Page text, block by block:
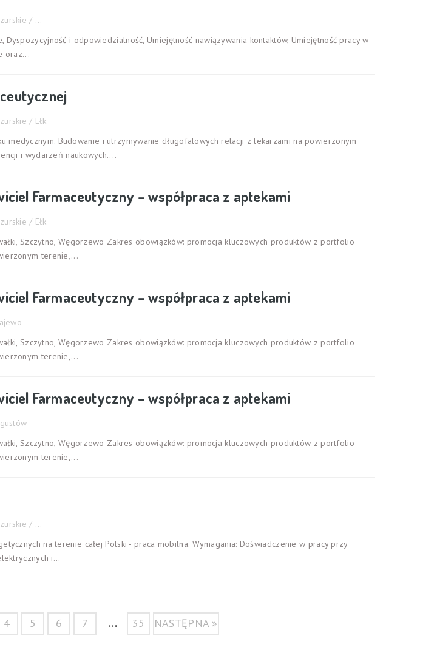
warmińsko-mazurskie / Olsztyn
i odpowiedzialność, Umiejętność nawiązywania kontaktów, Umiejętność pracy w
oraz...
/ Ełk
Budowanie i utrzymywanie długofalowych relacji z lekarzami na powierzonym
i wydarzeń naukowych....
Farmaceutyczny – współpraca z aptekami
/ Ełk
Szczytno, Węgorzewo Zakres obowiązków: promocja kluczowych produktów z portfolio
terenie,...
Farmaceutyczny – współpraca z aptekami
Szczytno, Węgorzewo Zakres obowiązków: promocja kluczowych produktów z portfolio
terenie,...
Farmaceutyczny – współpraca z aptekami
Szczytno, Węgorzewo Zakres obowiązków: promocja kluczowych produktów z portfolio
terenie,...
warmińsko-mazurskie / Olsztyn
na terenie całej Polski - praca mobilna. Wymagania: Doświadczenie w pracy przy
i...
4 5 6 7 ... 35 NASTĘPNA »